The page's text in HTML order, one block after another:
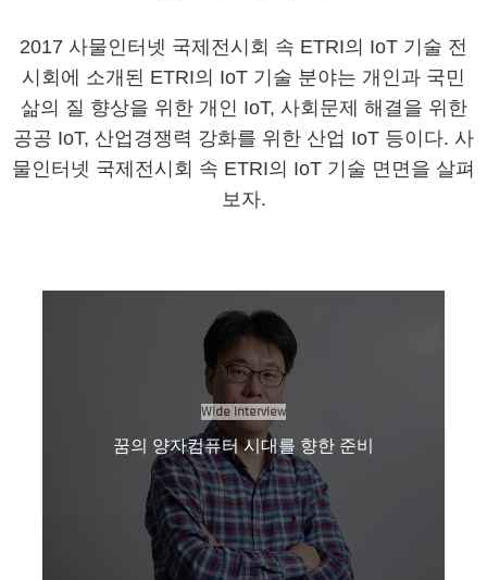
2017 사물인터넷 국제전시회 속 ETRI의 IoT 기술 전
시회에 소개된 ETRI의 IoT 기술 분야는 개인과 국민
삶의 질 향상을 위한 개인 IoT, 사회문제 해결을 위한
공공 IoT, 산업경쟁력 강화를 위한 산업 IoT 등이다. 사
물인터넷 국제전시회 속 ETRI의 IoT 기술 면면을 살펴
보자.
Wide Interview
꿈의 양자컴퓨터 시대를 향한 준비